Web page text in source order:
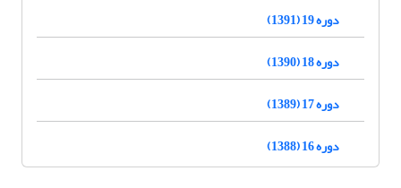
دوره 19 (1391)
دوره 18 (1390)
دوره 17 (1389)
دوره 16 (1388)